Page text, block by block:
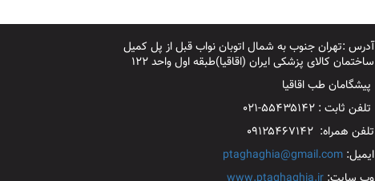
آدرس :تهران جنوب به شمال اتوبان نواب قبل از پل کمیل
ساختمان کالای پزشکی ایران (اقاقیا)طبقه اول واحد ۱۲۲
پیشگامان طب اقاقیا
تلفن ثابت : ۵۵۴۳۵۱۴۲-۰۲۱
تلفن همراه: ۰۹۱۲۵۴۶۷۱۴۲
ایمیل:ptaghaghia@gmail.com